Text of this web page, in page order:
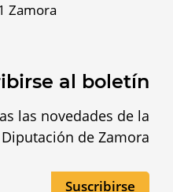
Zamora
al boletín
las novedades de la
Diputación de Zamora